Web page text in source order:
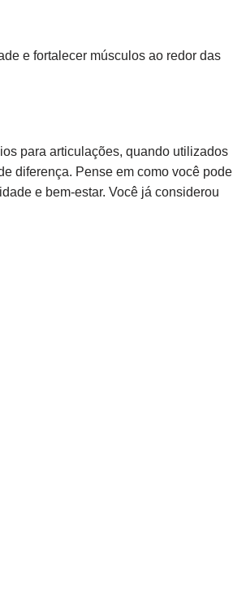
e fortalecer músculos ao redor das
para articulações, quando utilizados
diferença. Pense em como você pode
e bem-estar. Você já considerou